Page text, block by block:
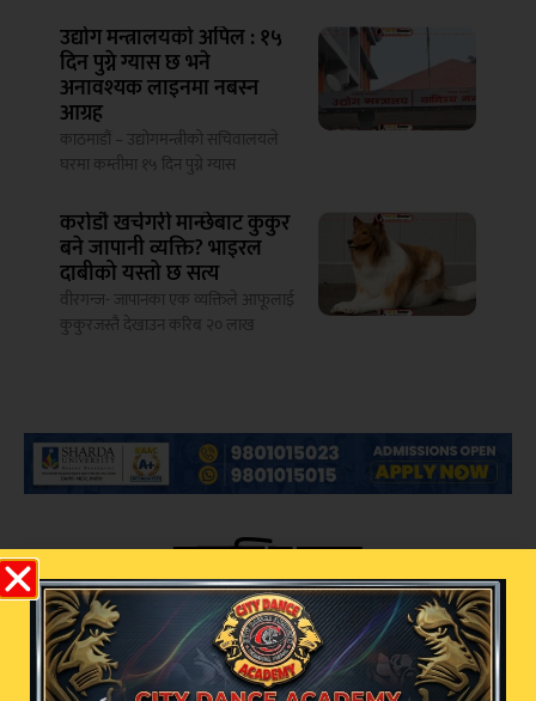
उद्योग मन्त्रालयको अपिल : १५
दिन पुग्ने ग्यास छ भने
अनावश्यक लाइनमा नबस्न
आग्रह
काठमाडौं – उद्योगमन्त्रीको सचिवालयले
घरमा कम्तीमा १५ दिन पुग्ने ग्यास
करोडौ खर्चगरी मान्छेबाट कुकुर
बने जापानी व्यक्ति? भाइरल
दाबीको यस्तो छ सत्य
वीरगन्ज- जापानका एक व्यक्तिले आफूलाई
कुकुरजस्तै देखाउन करिब २० लाख
सम्बन्धित खबर